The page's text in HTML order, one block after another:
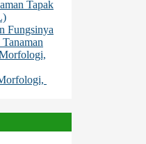
Tapak
Fungsinya